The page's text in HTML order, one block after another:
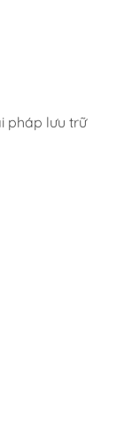
pháp lưu trữ